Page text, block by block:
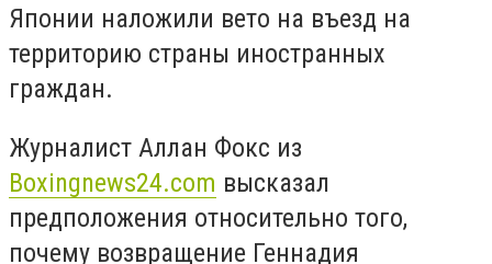
Японии наложили вето на въезд на
территорию страны иностранных
граждан.
Журналист Аллан Фокс из
Boxingnews24.com высказал
предположения относительно того,
почему возвращение Геннадия